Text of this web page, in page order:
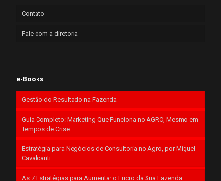
Contato
Fale com a diretoria
e-Books
Gestão do Resultado na Fazenda
Guia Completo: Marketing Que Funciona no AGRO, Mesmo em
Tempos de Crise
Estratégia para Negócios de Consultoria no Agro, por Miguel
Cavalcanti
As 7 Estratégias para Aumentar o Lucro da Sua Fazenda